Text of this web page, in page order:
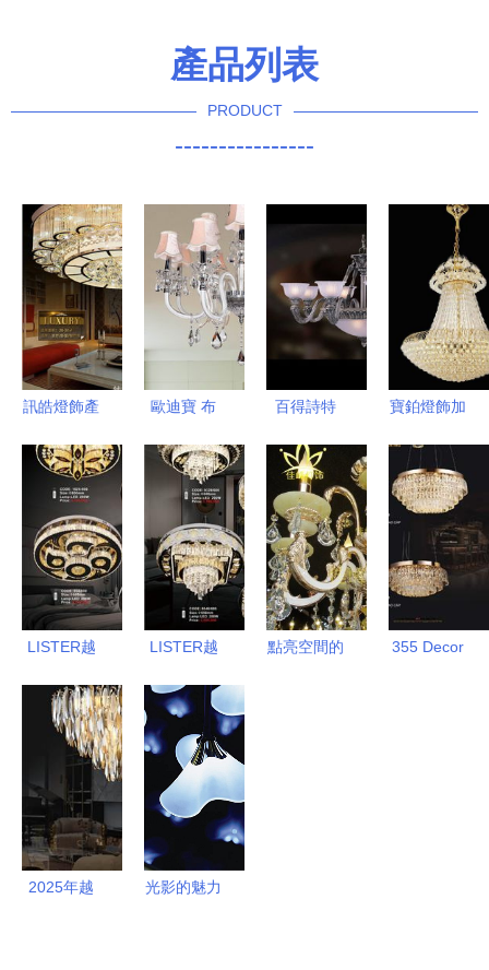
產品列表
PRODUCT
----------------
訊皓燈飾產
片 加盟店
怎么樣
歐迪寶 布
彎 吊燈價
格,圖片,品
牌信息 齊
家網產品庫
百得詩特
價格,圖片,
參數 建材
燈飾照明吊
燈 沈陽房
天下家居裝
修網
寶鉑燈飾加
費用、條件
與市場前景
LISTER越
產品圖片電
子目錄第二
LISTER越
光影藝術，
點亮非凡空
間
點亮空間的
355 Decor
2025年越
光影的魅力